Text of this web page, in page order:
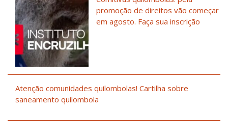
promoção de direitos vão começar
em agosto. Faça sua inscrição
Atenção comunidades quilombolas! Cartilha sobre
saneamento quilombola